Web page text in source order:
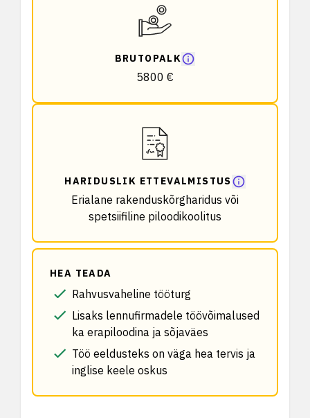
BRUTOPALK
5800 €
HARIDUSLIK ETTEVALMISTUS
Erialane rakenduskõrgharidus või
spetsiifiline piloodikoolitus
HEA TEADA
Rahvusvaheline tööturg
Lisaks lennufirmadele töövõimalused
ka erapiloodina ja sõjaväes
Töö eeldusteks on väga hea tervis ja
inglise keele oskus